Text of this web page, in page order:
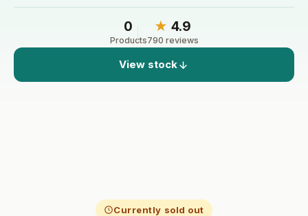
0
Products
★ 4.9
790 reviews
View stock
Currently sold out